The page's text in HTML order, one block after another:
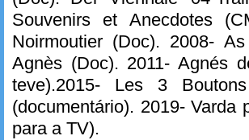
Souvenirs et Anecdotes
Noirmoutier (Doc). 2008-
Agnès (Doc). 2011- Agnés
teve).2015- Les 3
(documentário). 2019- Varda
para a TV).